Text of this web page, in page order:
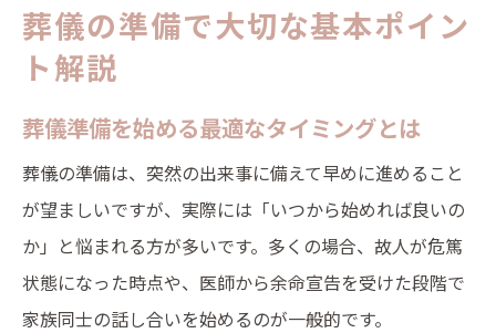
事前に押さえる葬儀準備の流れと手順
葬儀の流れを事前に確認するメリット
準備チェックリストで漏れを防ぐコツ
葬儀準備期間中のトラブル防止策
安心感を得るための葬儀準備チェックリスト
葬儀準備チェックリスト作成のポイント
葬儀の準備で大切な基本ポイン
ト解説
葬儀準備を始める最適なタイミングとは
葬儀の準備は、突然の出来事に備えて早めに進めること
が望ましいですが、実際には「いつから始めれば良いの
か」と悩まれる方が多いです。多くの場合、故人が危篤
状態になった時点や、医師から余命宣告を受けた段階で
家族同士の話し合いを始めるのが一般的です。